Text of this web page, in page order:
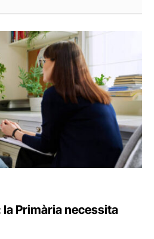
la Primària necessita